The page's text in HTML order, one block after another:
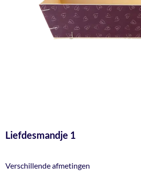
Liefdesmandje 1
Verschillende afmetingen